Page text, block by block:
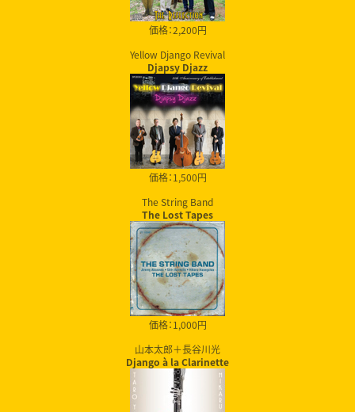
価格：2,200円
Yellow Django Revival
Djapsy Djazz
価格：1,500円
The String Band
The Lost Tapes
価格：1,000円
山本太郎＋長谷川光
Django à la Clarinette